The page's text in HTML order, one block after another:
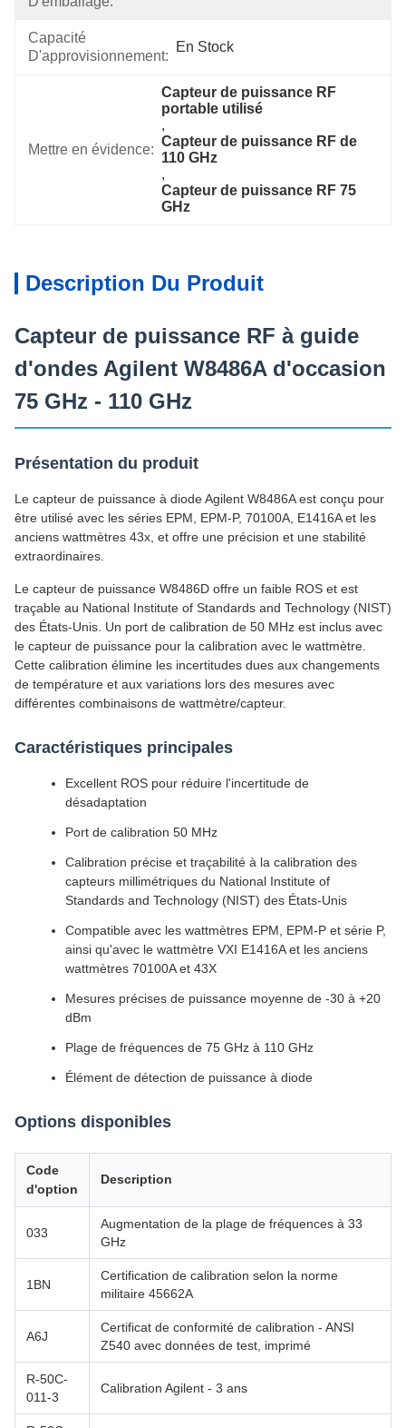
Capacité
D'approvisionnement:
En Stock
Mettre en évidence:
Capteur de puissance RF
portable utilisé
,
Capteur de puissance RF de
110 GHz
,
Capteur de puissance RF 75
GHz
Description Du Produit
Capteur de puissance RF à guide
d'ondes Agilent W8486A d'occasion
75 GHz - 110 GHz
Présentation du produit
Le capteur de puissance à diode Agilent W8486A est conçu pour
être utilisé avec les séries EPM, EPM-P, 70100A, E1416A et les
anciens wattmètres 43x, et offre une précision et une stabilité
extraordinaires.
Le capteur de puissance W8486D offre un faible ROS et est
traçable au National Institute of Standards and Technology (NIST)
des États-Unis. Un port de calibration de 50 MHz est inclus avec
le capteur de puissance pour la calibration avec le wattmètre.
Cette calibration élimine les incertitudes dues aux changements
de température et aux variations lors des mesures avec
différentes combinaisons de wattmètre/capteur.
Caractéristiques principales
Excellent ROS pour réduire l'incertitude de
désadaptation
Port de calibration 50 MHz
Calibration précise et traçabilité à la calibration des
capteurs millimétriques du National Institute of
Standards and Technology (NIST) des États-Unis
Compatible avec les wattmètres EPM, EPM-P et série P,
ainsi qu'avec le wattmètre VXI E1416A et les anciens
wattmètres 70100A et 43X
Mesures précises de puissance moyenne de -30 à +20
dBm
Plage de fréquences de 75 GHz à 110 GHz
Élément de détection de puissance à diode
Options disponibles
Code
d'option
Description
033
Augmentation de la plage de fréquences à 33
GHz
1BN
Certification de calibration selon la norme
militaire 45662A
A6J
Certificat de conformité de calibration - ANSI
Z540 avec données de test, imprimé
R-50C-
011-3
Calibration Agilent - 3 ans